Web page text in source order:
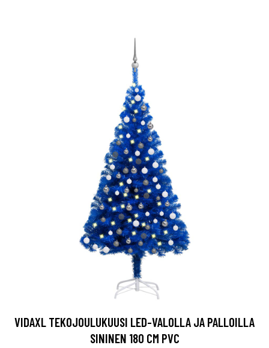
VIDAXL TEKOJOULUKUUSI LED-VALOLLA JA PALLOILLA
SININEN 180 CM PVC